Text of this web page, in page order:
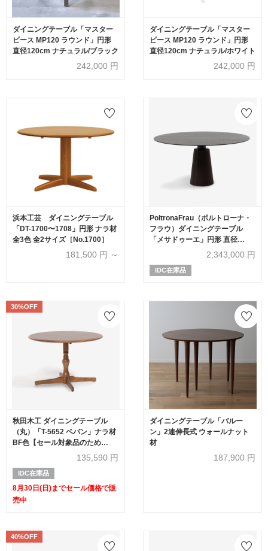
ダイニングテーブル「マスター
ピース MP120 ラウンド」円形
直径120cm ナチュラル/ブラック
242,000 円
ダイニングテーブル「マスター
ピース MP120 ラウンド」円形
直径120cm ナチュラル/ホワイト
242,000 円
浜本工芸 ダイニングテーブル
「DT-1700〜1708」円形 ナラ材
全3色 全2サイズ［No.1700］
181,500 円 ～
PoltronaFrau（ポルトローナ・
フラウ）ダイニングテーブル
「メサドゥーエ」円形 直径
150cm アッシュ材2,343,000 円
IDC在庫品
30%OFF
秋田木工 ダイニングテーブル
（丸）「T-5652 ベバン」ナラ材
BF色【セール対象品のため
135,590 円
IDC在庫品
8月30日(日)までセール価格で販
売中
ダイニングテーブル「バルー
ン」2連伸長式 ウォールナット
材
187,900 円
40%OFF